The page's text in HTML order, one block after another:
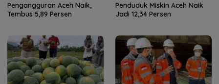
Pengangguran Aceh Naik,
Tembus 5,89 Persen
Penduduk Miskin Aceh Naik
Jadi 12,34 Persen